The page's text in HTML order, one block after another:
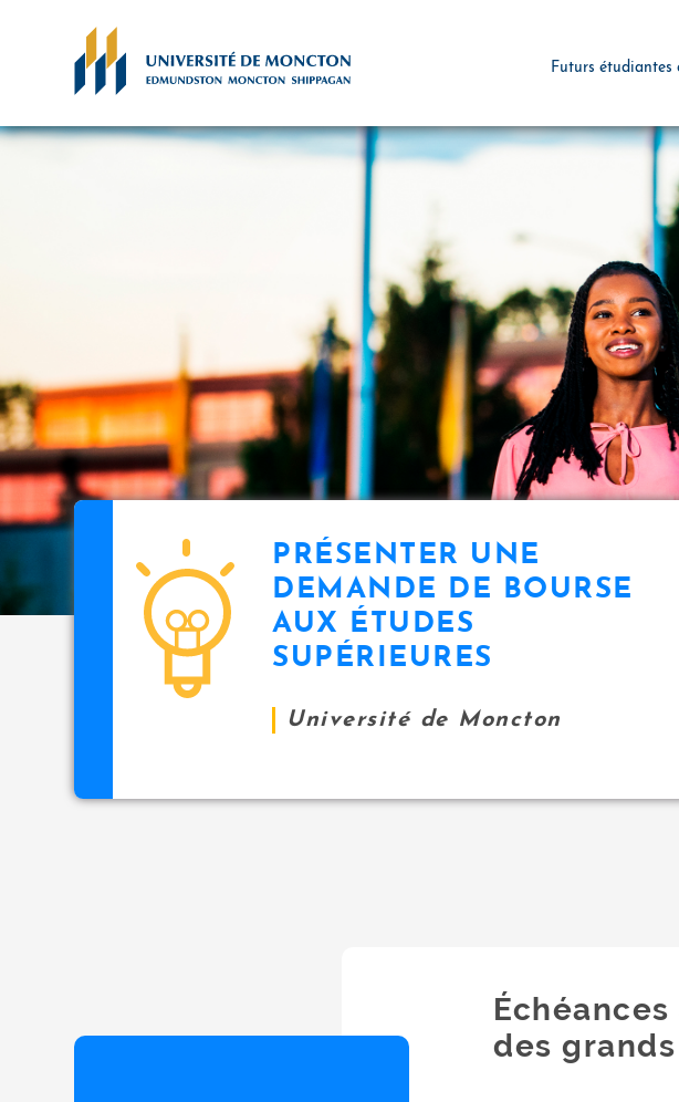
Futurs étudiantes
PRÉSENTER UNE
DEMANDE DE BOURSE
AUX ÉTUDES
SUPÉRIEURES
Université de Moncton
des